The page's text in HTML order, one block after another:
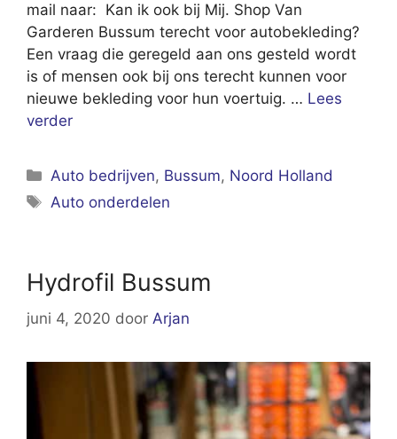
mail naar: Kan ik ook bij Mij. Shop Van
Garderen Bussum terecht voor autobekleding?
Een vraag die geregeld aan ons gesteld wordt
is of mensen ook bij ons terecht kunnen voor
nieuwe bekleding voor hun voertuig. … Lees
verder
Categorieën
Auto bedrijven, Bussum, Noord Holland
Tags
Auto onderdelen
Hydrofil Bussum
juni 4, 2020 door Arjan